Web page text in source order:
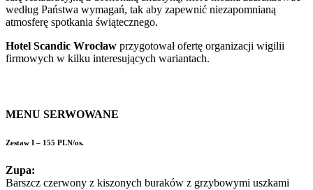
według Państwa wymagań, tak aby zapewnić niezapomnianą
atmosferę spotkania świątecznego.
Hotel Scandic Wrocław przygotował ofertę organizacji wigilii
firmowych w kilku interesujących wariantach.
MENU SERWOWANE
Zestaw I – 155 PLN/os.
Zupa:
Barszcz czerwony z kiszonych buraków z grzybowymi uszkami